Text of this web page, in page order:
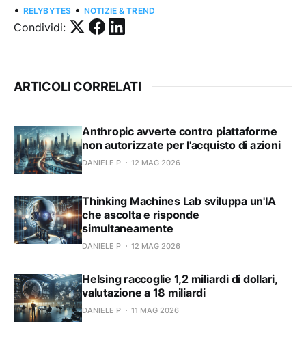
• RELYBYTES • NOTIZIE & TREND
Condividi:
ARTICOLI CORRELATI
Anthropic avverte contro piattaforme
non autorizzate per l'acquisto di azioni
DANIELE P 12 MAG 2026
Thinking Machines Lab sviluppa un'IA
che ascolta e risponde
simultaneamente
DANIELE P 12 MAG 2026
Helsing raccoglie 1,2 miliardi di dollari,
valutazione a 18 miliardi
DANIELE P 11 MAG 2026